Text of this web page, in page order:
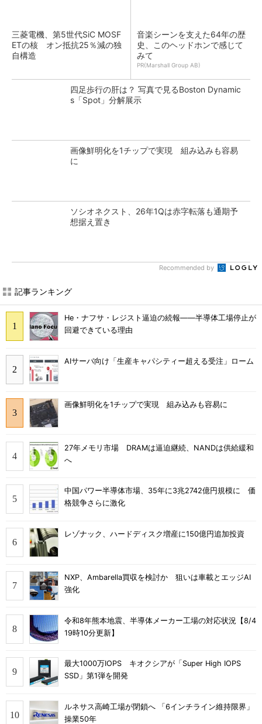
三菱電機、第5世代SiC MOSF
ETの核 オン抵抗25％減の独
自構造
音楽シーンを支えた64年の歴
史、このヘッドホンで感じて
みて
PR(Marshall Group AB)
四足歩行の肝は？ 写真で見るBoston Dynamic
s「Spot」分解展示
画像鮮明化を1チップで実現 組み込みも容易
に
ソシオネクスト、26年1Qは赤字転落も通期予
想据え置き
Recommended by
記事ランキング
He・ナフサ・レジスト逼迫の続報――半導体工場停止が
回避できている理由
AIサーバ向け「生産キャパシティー超える受注」ローム
画像鮮明化を1チップで実現 組み込みも容易に
27年メモリ市場 DRAMは逼迫継続、NANDは供給緩和
へ
中国パワー半導体市場、35年に3兆2742億円規模に 価
格競争さらに激化
レゾナック、ハードディスク増産に150億円追加投資
NXP、Ambarella買収を検討か 狙いは車載とエッジAI
強化
令和8年熊本地震、半導体メーカー工場の対応状況【8/4
19時10分更新】
最大1000万IOPS キオクシアが「Super High IOPS
SSD」第1弾を開発
ルネサス高崎工場が閉鎖へ 「6インチライン維持限界」
操業50年